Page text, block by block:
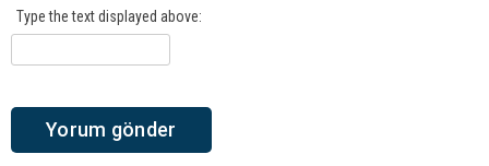
Type the text displayed above: